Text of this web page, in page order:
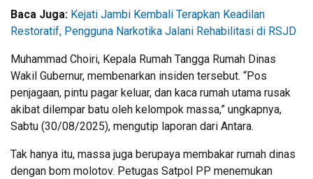
Baca Juga: Kejati Jambi Kembali Terapkan Keadilan
Restoratif, Pengguna Narkotika Jalani Rehabilitasi di RSJD
Muhammad Choiri, Kepala Rumah Tangga Rumah Dinas
Wakil Gubernur, membenarkan insiden tersebut. “Pos
penjagaan, pintu pagar keluar, dan kaca rumah utama rusak
akibat dilempar batu oleh kelompok massa,” ungkapnya,
Sabtu (30/08/2025), mengutip laporan dari Antara.
Tak hanya itu, massa juga berupaya membakar rumah dinas
dengan bom molotov. Petugas Satpol PP menemukan